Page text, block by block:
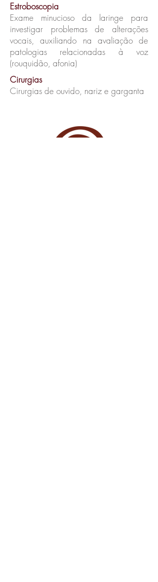
Estroboscopia
Exame minucioso da laringe para
investigar problemas de alterações
vocais, auxiliando na avaliação de
patologias relacionadas à voz
(rouquidão, afonia)
Cirurgias
Cirurgias de ouvido, nariz e garganta